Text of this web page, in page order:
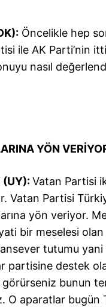
Öncelikle hep
ile AK Parti’nin
nasıl
YÖN
(UY):Vatan Partisi
Vatan Partisi
yön veriyor.
bir meselesi
tutumu yani
destek
bunun
O aparatlar